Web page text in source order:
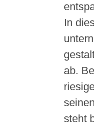
In
ab.
steht